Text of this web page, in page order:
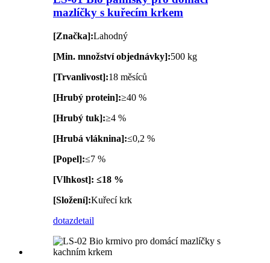
mazlíčky s kuřecím krkem
[Značka]:Lahodný
[Min. množství objednávky]:500 kg
[Trvanlivost]:18 měsíců
[Hrubý protein]:≥40 %
[Hrubý tuk]:≥4 %
[Hrubá vláknina]:≤0,2 %
[Popel]:≤7 %
[Vlhkost]: ≤18 %
[Složení]:Kuřecí krk
dotazdetail